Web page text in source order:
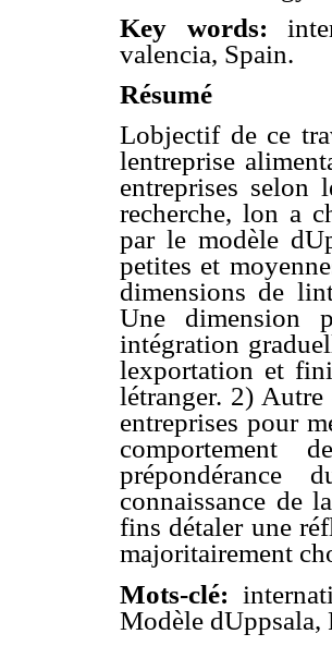
Key words:
valencia, Spain.
Résumé
Lobjectif de ce
lentreprise
entreprises selon
recherche, lon a
par le modèle
petites et
dimensions de
Une dimension
intégration
lexportation et
létranger. 2)
entreprises pour
comportement
prépondérance
connaissance de
fins détaler une
majoritairement
Mots-clé:
Modèle